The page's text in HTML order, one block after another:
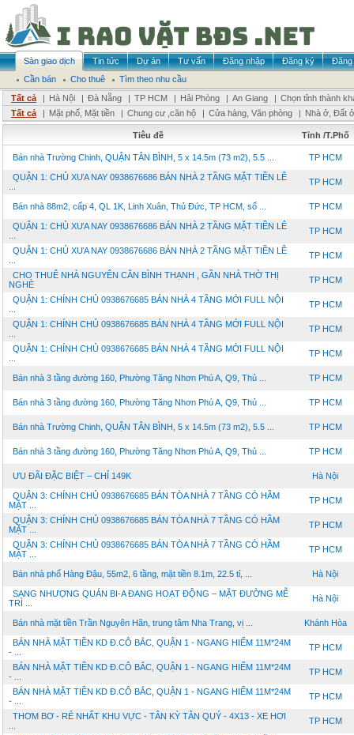
Sàn giao dịch Tin tức Dự án Tư vấn Đăng nhập Đăng ký
Đăng
Cần bán
Cho thuê
Tìm theo nhu cầu
Tất cả
| Hà Nội | Đà Nẵng | TP HCM | Hải Phòng | An Giang | Chọn tỉnh thành
Tất cả
| Mặt phố, Mặt tiền | Chung cư ,căn hộ | Cửa hàng, Văn phòng | Nhà ở, Đất ở
Tiêu đề Tỉnh /T.Phố
Bán nhà Trường Chinh, QUẬN TÂN BÌNH, 5 x 14.5m (73 m2), 5.5 ... TP HCM
QUẬN 1: CHỦ XƯA NAY 0938676686 BÁN NHÀ 2 TẦNG MẶT TIỀN LÊ
TP HCM
Bán nhà 88m2, cấp 4, QL 1K, Linh Xuân, Thủ Đức, TP HCM, sổ ... TP HCM
QUẬN 1: CHỦ XƯA NAY 0938676686 BÁN NHÀ 2 TẦNG MẶT TIỀN LÊ
TP HCM
QUẬN 1: CHỦ XƯA NAY 0938676686 BÁN NHÀ 2 TẦNG MẶT TIỀN LÊ
TP HCM
CHO THUÊ NHÀ NGUYÊN CĂN BÌNH THẠNH , GẦN NHÀ THỜ THỊ
NGHÈ
TP HCM
QUẬN 1: CHÍNH CHỦ 0938676685 BÁN NHÀ 4 TẦNG MỚI FULL NỘI
TP HCM
QUẬN 1: CHÍNH CHỦ 0938676685 BÁN NHÀ 4 TẦNG MỚI FULL NỘI
TP HCM
QUẬN 1: CHÍNH CHỦ 0938676685 BÁN NHÀ 4 TẦNG MỚI FULL NỘI
TP HCM
Bán nhà 3 tầng đường 160, Phường Tăng Nhơn Phú A, Q9, Thủ ... TP HCM
Bán nhà 3 tầng đường 160, Phường Tăng Nhơn Phú A, Q9, Thủ ... TP HCM
Bán nhà Trường Chinh, QUẬN TÂN BÌNH, 5 x 14.5m (73 m2), 5.5 ... TP HCM
Bán nhà 3 tầng đường 160, Phường Tăng Nhơn Phú A, Q9, Thủ ... TP HCM
ƯU ĐÃI ĐẶC BIỆT – CHỈ 149K Hà Nội
QUẬN 3: CHÍNH CHỦ 0938676685 BÁN TÒA NHÀ 7 TẦNG CÓ HẦM
MẶT ...
TP HCM
QUẬN 3: CHÍNH CHỦ 0938676685 BÁN TÒA NHÀ 7 TẦNG CÓ HẦM
MẶT ...
TP HCM
QUẬN 3: CHÍNH CHỦ 0938676685 BÁN TÒA NHÀ 7 TẦNG CÓ HẦM
MẶT ...
TP HCM
Bán nhà phố Hàng Đậu, 55m2, 6 tầng, mặt tiền 8.1m, 22.5 tỉ, ... Hà Nội
SANG NHƯỢNG QUÁN BI-A ĐANG HOẠT ĐỘNG – MẶT ĐƯỜNG MỄ
TRÌ ...
Hà Nội
Bán nhà mặt tiền Trần Nguyên Hãn, trung tâm Nha Trang, vị ... Khánh Hòa
BÁN NHÀ MẶT TIỀN KD Đ.CÔ BẮC, QUẬN 1 - NGANG HIẾM 11M*24M
- ...
TP HCM
BÁN NHÀ MẶT TIỀN KD Đ.CÔ BẮC, QUẬN 1 - NGANG HIẾM 11M*24M
- ...
TP HCM
BÁN NHÀ MẶT TIỀN KD Đ.CÔ BẮC, QUẬN 1 - NGANG HIẾM 11M*24M
- ...
TP HCM
THƠM BƠ - RẺ NHẤT KHU VỰC - TÂN KỲ TÂN QUÝ - 4X13 - XE HƠI
TP HCM